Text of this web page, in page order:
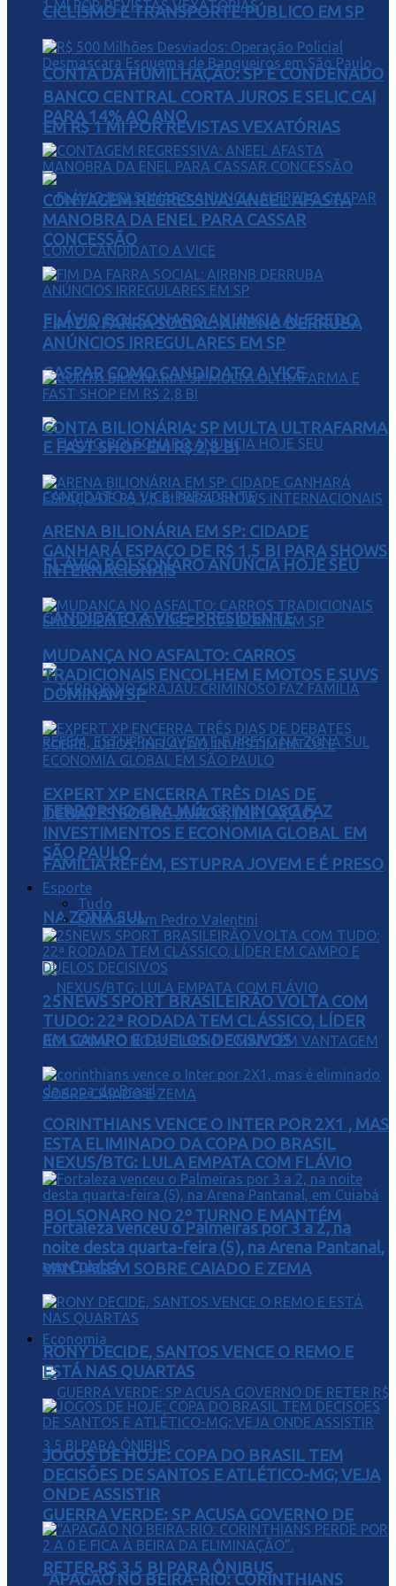
CONTA DA HUMILHAÇÃO: SP É CONDENADO
EM R$ 1 MI POR REVISTAS VEXATÓRIAS
FLÁVIO BOLSONARO ANUNCIA ALFREDO
GASPAR COMO CANDIDATO A VICE
FLÁVIO BOLSONARO ANUNCIA HOJE SEU
CANDIDATO A VICE-PRESIDENTE
TERROR NO GRAJAÚ: CRIMINOSO FAZ
FAMÍLIA REFÉM, ESTUPRA JOVEM E É PRESO
NA ZONA SUL
NEXUS/BTG: LULA EMPATA COM FLÁVIO
BOLSONARO NO 2º TURNO E MANTÉM
VANTAGEM SOBRE CAIADO E ZEMA
Economia
GUERRA VERDE: SP ACUSA GOVERNO DE
RETER R$ 3,5 BI PARA ÔNIBUS
CICLISMO E TRANSPORTE PÚBLICO EM SP
BANCO CENTRAL CORTA JUROS E SELIC CAI
PARA 14% AO ANO
CONTAGEM REGRESSIVA: ANEEL AFASTA
MANOBRA DA ENEL PARA CASSAR
CONCESSÃO
FIM DA FARRA SOCIAL: AIRBNB DERRUBA
ANÚNCIOS IRREGULARES EM SP
CONTA BILIONÁRIA: SP MULTA ULTRAFARMA
E FAST SHOP EM R$ 2,8 BI
ARENA BILIONÁRIA EM SP: CIDADE
GANHARÁ ESPAÇO DE R$ 1,5 BI PARA SHOWS
INTERNACIONAIS
MUDANÇA NO ASFALTO: CARROS
TRADICIONAIS ENCOLHEM E MOTOS E SUVS
DOMINAM SP
EXPERT XP ENCERRA TRÊS DIAS DE
DEBATES SOBRE JUROS, INFLAÇÃO,
INVESTIMENTOS E ECONOMIA GLOBAL EM
SÃO PAULO
Esporte
Tudo
Futebol com Pedro Valentini
25NEWS SPORT BRASILEIRÃO VOLTA COM
TUDO: 22ª RODADA TEM CLÁSSICO, LÍDER
EM CAMPO E DUELOS DECISIVOS
CORINTHIANS VENCE O INTER POR 2X1 , MAS
ESTA ELIMINADO DA COPA DO BRASIL
Fortaleza venceu o Palmeiras por 3 a 2, na
noite desta quarta-feira (5), na Arena Pantanal,
em Cuiabá
RONY DECIDE, SANTOS VENCE O REMO E
ESTÁ NAS QUARTAS
JOGOS DE HOJE: COPA DO BRASIL TEM
DECISÕES DE SANTOS E ATLÉTICO-MG; VEJA
ONDE ASSISTIR
“APAGÃO NO BEIRA-RIO: CORINTHIANS